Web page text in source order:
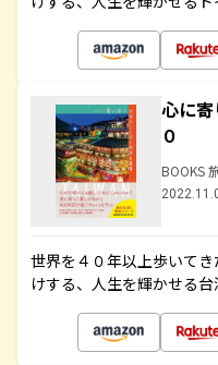
心に
０
BOOKS
世界を４０年以上歩いて
けする、人生を輝かせる